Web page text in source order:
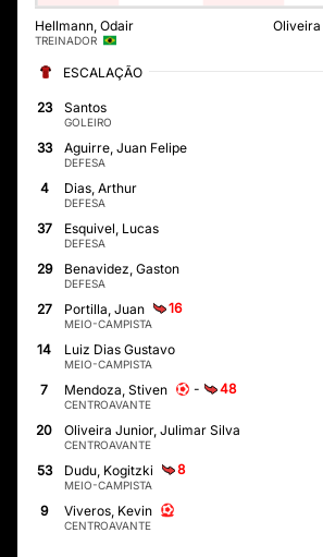
Hellmann, Odair
TREINADOR
Oliveira
ESCALAÇÃO
23 Santos
GOLEIRO
33 Aguirre, Juan Felipe
DEFESA
4 Dias, Arthur
DEFESA
37 Esquivel, Lucas
DEFESA
29 Benavidez, Gaston
DEFESA
27 Portilla, Juan 16
MEIO-CAMPISTA
14 Luiz Dias Gustavo
MEIO-CAMPISTA
7 Mendoza, Stiven - 48
CENTROAVANTE
20 Oliveira Junior, Julimar Silva
CENTROAVANTE
53 Dudu, Kogitzki 8
MEIO-CAMPISTA
9 Viveros, Kevin
CENTROAVANTE